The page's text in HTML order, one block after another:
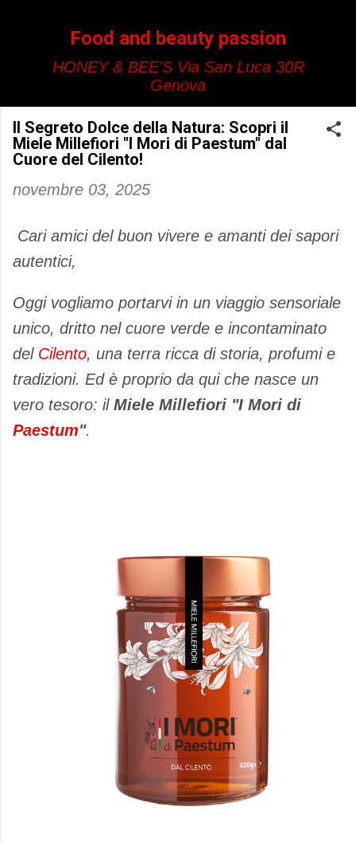
Food and beauty passion
HONEY & BEE'S Via San Luca 30R
Genova
Il Segreto Dolce della Natura: Scopri il
Miele Millefiori "I Mori di Paestum" dal
Cuore del Cilento!
novembre 03, 2025
Cari amici del buon vivere e amanti dei sapori
autentici,
Oggi vogliamo portarvi in un viaggio sensoriale
unico, dritto nel cuore verde e incontaminato
del Cilento, una terra ricca di storia, profumi e
tradizioni. Ed è proprio da qui che nasce un
vero tesoro: il Miele Millefiori "I Mori di
Paestum".